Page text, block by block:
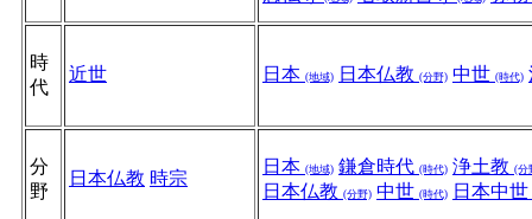
時
代
近世 日本 (地域) 日本仏教 (分野) 中世 (時代)
分
野
日本仏教 時宗
日本 (地域) 鎌倉時代 (時代) 浄土教 (分
日本仏教 (分野) 中世 (時代) 日本中世